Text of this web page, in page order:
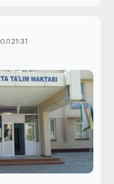
доирасида 2859
21:31